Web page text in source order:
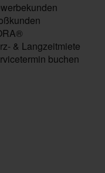
& Langzeitmiete
buchen